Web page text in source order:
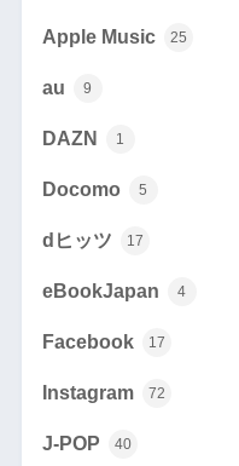
Apple Music 25
au 9
DAZN 1
Docomo 5
dヒッツ 17
eBookJapan 4
Facebook 17
Instagram 72
J-POP 40